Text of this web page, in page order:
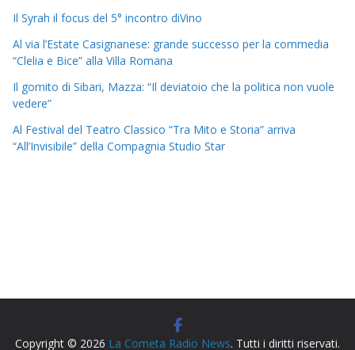
Il Syrah il focus del 5° incontro diVino
Al via l’Estate Casignanese: grande successo per la commedia
“Clelia e Bice” alla Villa Romana
Il gomito di Sibari, Mazza: “Il deviatoio che la politica non vuole
vedere”
Al Festival del Teatro Classico “Tra Mito e Storia” arriva
“All’Invisibile” della Compagnia Studio Star
Copyright © 2026 La Cometa Radio News. Tutti i diritti riservati.